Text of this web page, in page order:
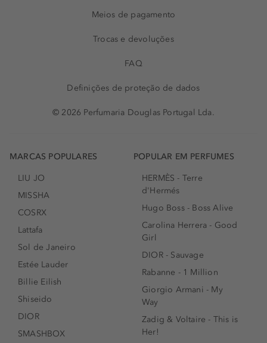
Meios de pagamento
Trocas e devoluções
FAQ
Definições de proteção de dados
© 2026 Perfumaria Douglas Portugal Lda.
MARCAS POPULARES
LIU JO
MISSHA
COSRX
Lattafa
Sol de Janeiro
Estée Lauder
Billie Eilish
Shiseido
DIOR
SMASHBOX
POPULAR EM PERFUMES
HERMÈS - Terre
d'Hermés
Hugo Boss - Boss Alive
Carolina Herrera - Good
Girl
DIOR - Sauvage
Rabanne - 1 Million
Giorgio Armani - My
Way
Zadig & Voltaire - This is
Her!